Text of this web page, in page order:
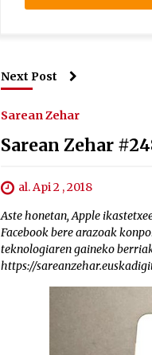
Next Post
Sarean Zehar
Sarean Zehar
al. Api 2 , 2018
Aste honetan, Apple
Facebook bere arazoak
teknologiaren gaineko
https://